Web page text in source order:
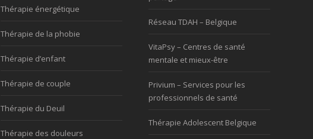
Thérapie énergétique
Thérapie de la phobie
Thérapie d’enfant
Thérapie de couple
Thérapie du Deuil
Thérapie des douleurs
Réseau TDAH – Belgique
VitaPsy – Centres de santé
mentale et mieux-être
Privium – Services pour les
professionnels de santé
Thérapie Adolescent Belgique